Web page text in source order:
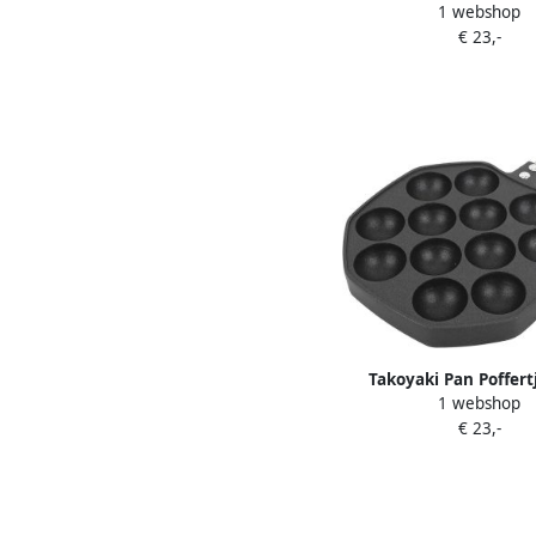
Geschikt voor
Warmtebronnen
1 webshop
€ 23,-
Takoyaki Pan
Octopus Balls Maken
Coating 34.5x18cm
1 webshop
€ 23,-